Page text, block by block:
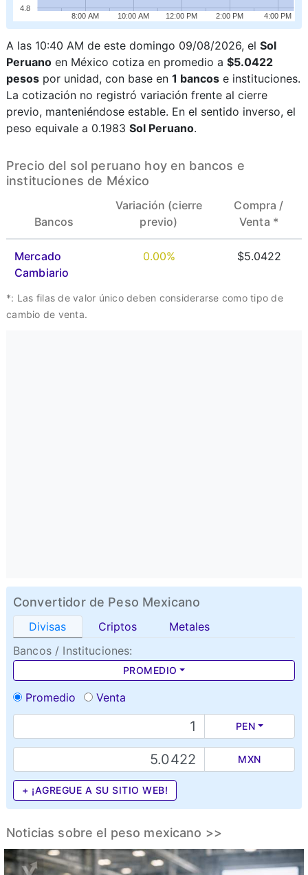
8:00 AM 10:00 AM 12:00 PM 2:00 PM 4:00 PM
4.8
A las 10:40 AM de este domingo 09/08/2026, el Sol
Peruano en México cotiza en promedio a $5.0422
pesos por unidad, con base en 1 bancos e instituciones.
La cotización no registró variación frente al cierre
previo, manteniéndose estable. En el sentido inverso, el
peso equivale a 0.1983 Sol Peruano.
Precio del sol peruano hoy en bancos e
instituciones de México
Bancos
Variación (cierre
previo)
Compra /
Venta *
Mercado
Cambiario
0.00% $5.0422
*: Las filas de valor único deben considerarse como tipo de
cambio de venta.
Convertidor de Peso Mexicano
Divisas Criptos
Metales
Bancos / Instituciones:
PROMEDIO
Promedio Venta
PEN
MXN
+ ¡AGREGUE A SU SITIO WEB!
Noticias sobre el peso mexicano >>